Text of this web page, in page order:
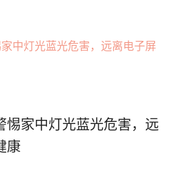
惕家中灯光蓝光危害，远
康